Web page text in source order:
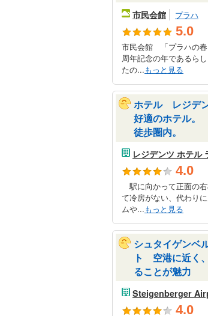
市民会館 プラハ
5.0
市民会館 「プラハの
周年記念の年であるら
たの...もっと見る
ホテル レジデ
好適のホテル。
徒歩圏内。
レジデンツ ホテル
4.0
駅に向かって正面の
て冷房がない、代わり
ムや...もっと見る
シュタイゲン
ト 空港に近く
ることが魅力
Steigenberger
4.0